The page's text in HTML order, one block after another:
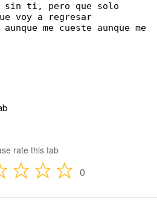
sin ti, pero que solo
voy a regresar
me cueste aunque me
rate this tab
0